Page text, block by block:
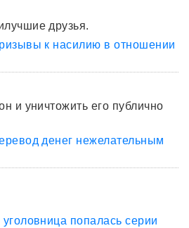
друзья.
к насилию в отношении
и уничтожить его публично
денег нежелательным
попалась серии